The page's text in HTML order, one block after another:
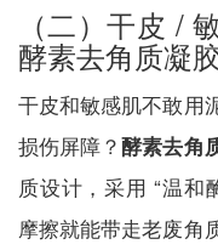
（二）干皮 /
酵素去角质凝
干皮和敏感肌不敢用
损伤屏障？酵素去角
质设计，采用 “温和
摩擦就能带走老废角